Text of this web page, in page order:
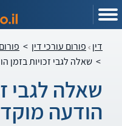
דין פורום עורכי דין >
> שאלה לגבי זכויות בזמן
שאלה לגבי
הודעה